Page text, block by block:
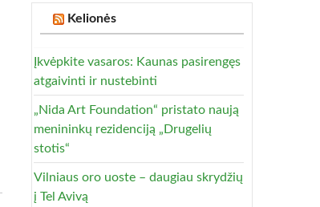
Kelionės
Įkvėpkite vasaros: Kaunas pasirengęs
atgaivinti ir nustebinti
„Nida Art Foundation“ pristato naują
menininkų rezidenciją „Drugelių
stotis“
Vilniaus oro uoste – daugiau skrydžių
į Tel Avivą